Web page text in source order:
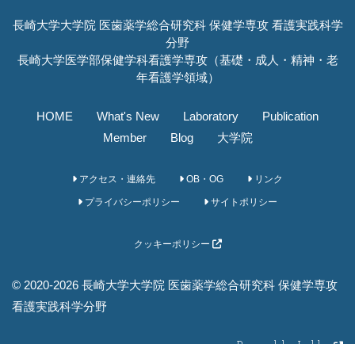
長崎大学大学院 医歯薬学総合研究科 保健学専攻 看護実践科学
分野
長崎大学医学部保健学科看護学専攻（基礎・成人・精神・老
年看護学領域）
HOME What's New Laboratory
Publication
Member
Blog 大学院
アクセス・連絡先 OB・OG リンク
プライバシーポリシー サイトポリシー
クッキーポリシー
© 2020-2026 長崎大学大学院 医歯薬学総合研究科 保健学専攻
看護実践科学分野